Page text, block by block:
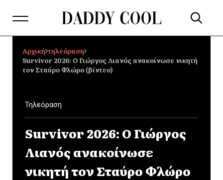
Αρχική τηλεόραση
Survivor 2026: Ο Γιώργος Λιανός ανακοίνωσε νικητή
τον Σταύρο Φλώρο (βίντεο)
Τηλεόραση
Survivor 2026: Ο Γιώργος
Λιανός ανακοίνωσε
νικητή τον Σταύρο Φλώρο